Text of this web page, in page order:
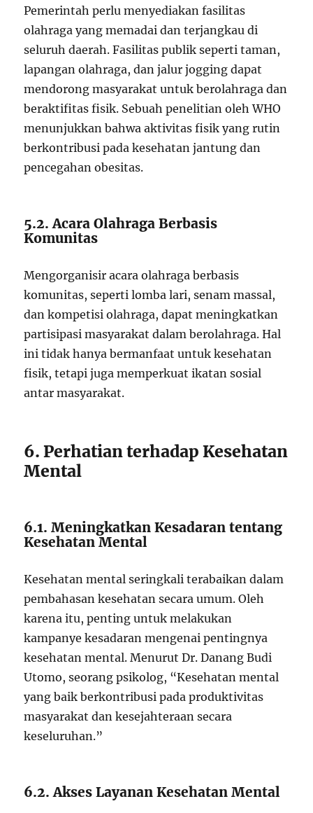
Pemerintah perlu menyediakan fasilitas
olahraga yang memadai dan terjangkau di
seluruh daerah. Fasilitas publik seperti taman,
lapangan olahraga, dan jalur jogging dapat
mendorong masyarakat untuk berolahraga dan
beraktifitas fisik. Sebuah penelitian oleh WHO
menunjukkan bahwa aktivitas fisik yang rutin
berkontribusi pada kesehatan jantung dan
pencegahan obesitas.
5.2. Acara Olahraga Berbasis
Komunitas
Mengorganisir acara olahraga berbasis
komunitas, seperti lomba lari, senam massal,
dan kompetisi olahraga, dapat meningkatkan
partisipasi masyarakat dalam berolahraga. Hal
ini tidak hanya bermanfaat untuk kesehatan
fisik, tetapi juga memperkuat ikatan sosial
antar masyarakat.
6. Perhatian terhadap Kesehatan
Mental
6.1. Meningkatkan Kesadaran tentang
Kesehatan Mental
Kesehatan mental seringkali terabaikan dalam
pembahasan kesehatan secara umum. Oleh
karena itu, penting untuk melakukan
kampanye kesadaran mengenai pentingnya
kesehatan mental. Menurut Dr. Danang Budi
Utomo, seorang psikolog, “Kesehatan mental
yang baik berkontribusi pada produktivitas
masyarakat dan kesejahteraan secara
keseluruhan.”
6.2. Akses Layanan Kesehatan Mental